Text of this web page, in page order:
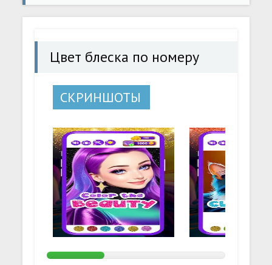
Цвет блеска по номеру (Разблокировано все) на
Цвет блеска по номеру
СКРИНШОТЫ